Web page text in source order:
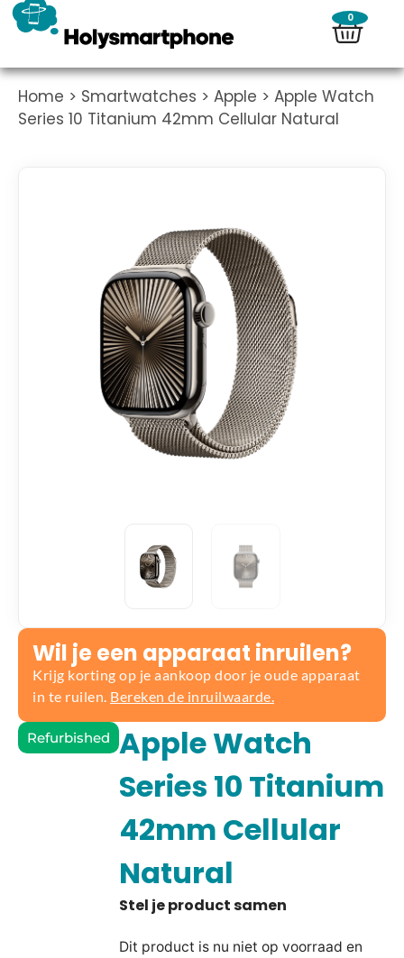
0
Home > Smartwatches > Apple > Apple Watch
Series 10 Titanium 42mm Cellular Natural
Wil je een apparaat inruilen?
Krijg korting op je aankoop door je oude apparaat
in te ruilen. Bereken de inruilwaarde.
Refurbished Apple Watch
Series 10 Titanium
42mm Cellular
Natural
Dit product is nu niet op voorraad en